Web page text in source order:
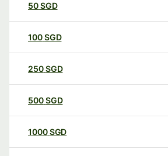
50SGD
100SGD
250SGD
500SGD
1000SGD